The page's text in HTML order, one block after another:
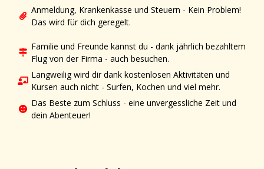
Anmeldung, Krankenkasse und Steuern - Kein Problem!
Das wird für dich geregelt.
Familie und Freunde kannst du - dank jährlich bezahltem
Flug von der Firma - auch besuchen.
Langweilig wird dir dank kostenlosen Aktivitäten und
Kursen auch nicht - Surfen, Kochen und viel mehr.
Das Beste zum Schluss - eine unvergessliche Zeit und
dein Abenteuer!